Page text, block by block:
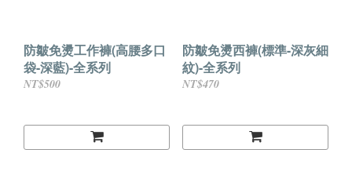
防皺免燙工作褲(高腰多口
袋-深藍)-全系列
NT$500
防皺免燙西褲(標準-深灰細
紋)-全系列
NT$470